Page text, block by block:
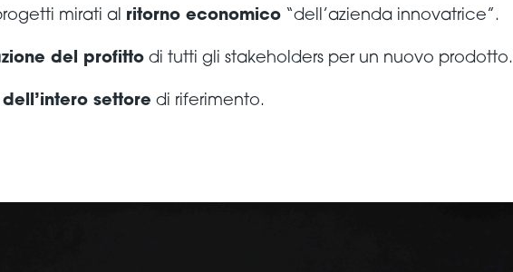
mirati al ritorno economico“dell’azienda innovatrice”.
del profittodi tutti gli stakeholders per un nuovo prodotto.
settore di riferimento.